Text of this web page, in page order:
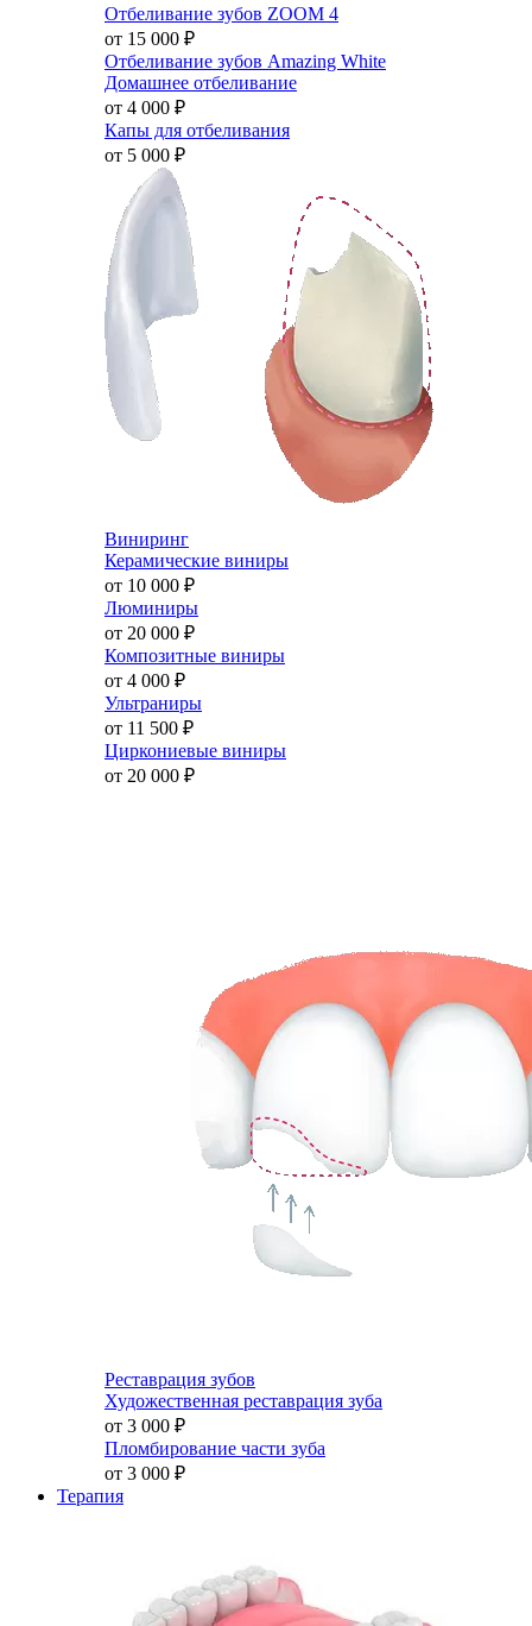
Отбеливание зубов ZOOM 4
от 15 000 ₽
Отбеливание зубов Amazing White
Домашнее отбеливание
от 4 000 ₽
Капы для отбеливания
от 5 000 ₽
Виниринг
Керамические виниры
от 10 000 ₽
Люминиры
от 20 000 ₽
Композитные виниры
от 4 000 ₽
Ультраниры
от 11 500 ₽
Циркониевые виниры
от 20 000 ₽
Реставрация зубов
Художественная реставрация зуба
от 3 000 ₽
Пломбирование части зуба
от 3 000 ₽
Терапия